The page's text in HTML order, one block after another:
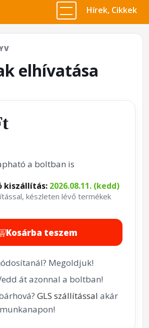
Hírek, Cikkek
elhívatása
a boltban is
kiszállítás: 2026.08.11. (kedd)
készleten lévő termékek
Kosárba teszem
Megoldjuk!
át azonnal a boltban!
GLS szállítással akár